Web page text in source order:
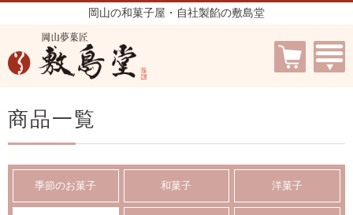
岡山の和菓子屋・自社製餡の敷島堂
商品一覧
季節のお菓子 和菓子 洋菓子